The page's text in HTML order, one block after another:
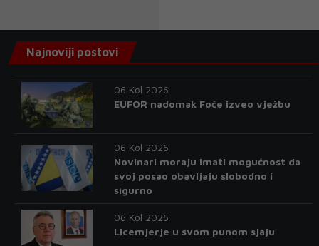
Najnoviji postovi
06 Kol 2026
EUFOR nadomak Foče izveo vježbu
06 Kol 2026
Novinari moraju imati mogućnost da
svoj posao obavljaju slobodno i
sigurno
06 Kol 2026
Licemjerje u svom punom sjaju